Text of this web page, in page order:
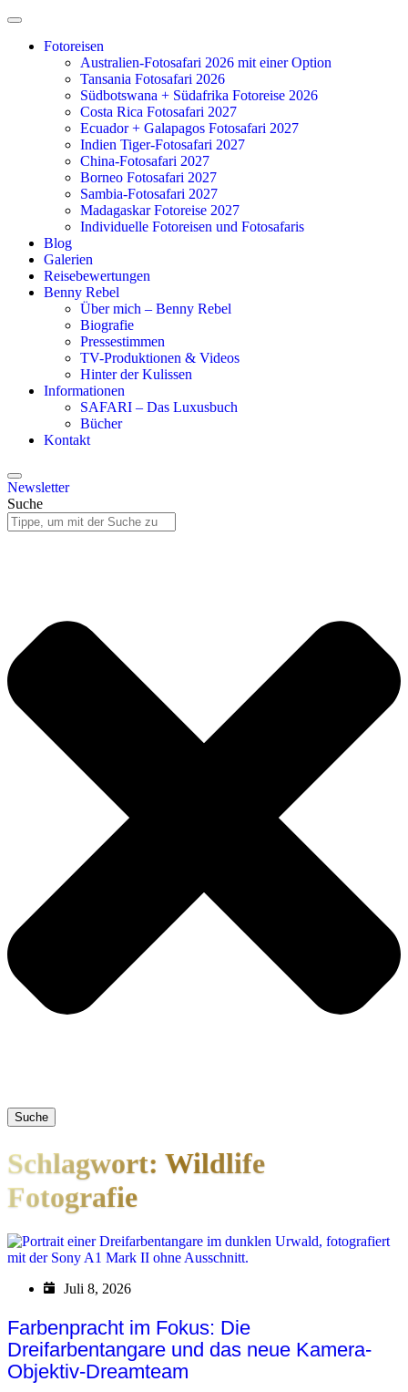
Zum
springenFotoreisen
Australien-Fotosafari 2026 mit einer Option
Tansania Fotosafari 2026
Südbotswana + Südafrika Fotoreise 2026
Costa Rica Fotosafari 2027
Ecuador + Galapagos Fotosafari 2027
Indien Tiger-Fotosafari 2027
China-Fotosafari 2027
Borneo Fotosafari 2027
Sambia-Fotosafari 2027
Madagaskar Fotoreise 2027
Individuelle Fotoreisen und Fotosafaris
Blog
Galerien
Reisebewertungen
Benny Rebel
Über mich – Benny Rebel
Biografie
Pressestimmen
TV-Produktionen & Videos
Hinter der Kulissen
Informationen
SAFARI – Das Luxusbuch
Bücher
Kontakt
Newsletter
Suche
Suche
Schlagwort: Wildlife
Fotografie
Juli 8, 2026
Farbenpracht im Fokus: Die
Dreifarbentangare und das neue Kamera-
Objektiv-Dreamteam